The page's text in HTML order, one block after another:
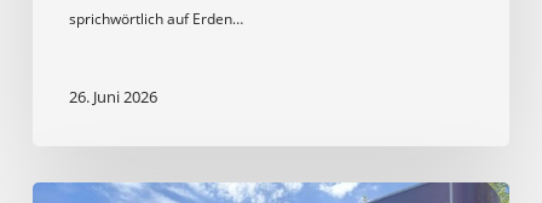
sprichwörtlich auf Erden…
26. Juni 2026